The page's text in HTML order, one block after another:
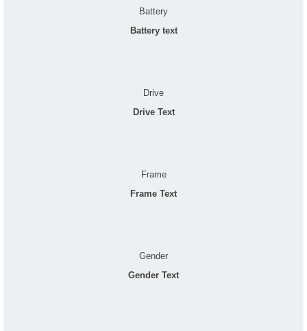
Battery
Battery text
Drive
Drive Text
Frame
Frame Text
Gender
Gender Text